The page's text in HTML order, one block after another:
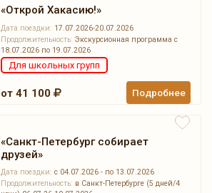
«Открой Хакасию!»
Дата поездки: 17.07.2026-20.07.2026
Продолжительность: Экскурсионная программа с
18.07.2026 по 19.07.2026
Для школьных групп
от 41 100 Подробнее
«Санкт-Петербург собирает
друзей»
Дата поездки: с 04.07.2026 - по 13.07.2026
Продолжительность: в Санкт-Петербурге (5 дней/4